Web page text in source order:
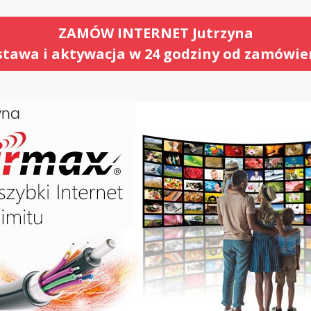
ZAMÓW INTERNET Jutrzyna
i aktywacja w 24 godziny od